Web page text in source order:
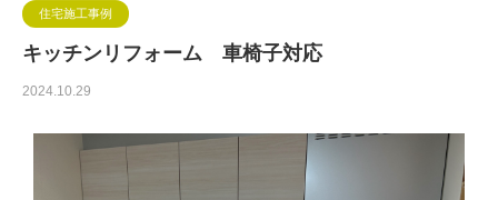
住宅施工事例
キッチンリフォーム 車椅子対応
2024.10.29